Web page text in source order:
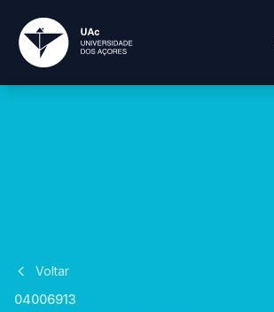
Voltar
04006913